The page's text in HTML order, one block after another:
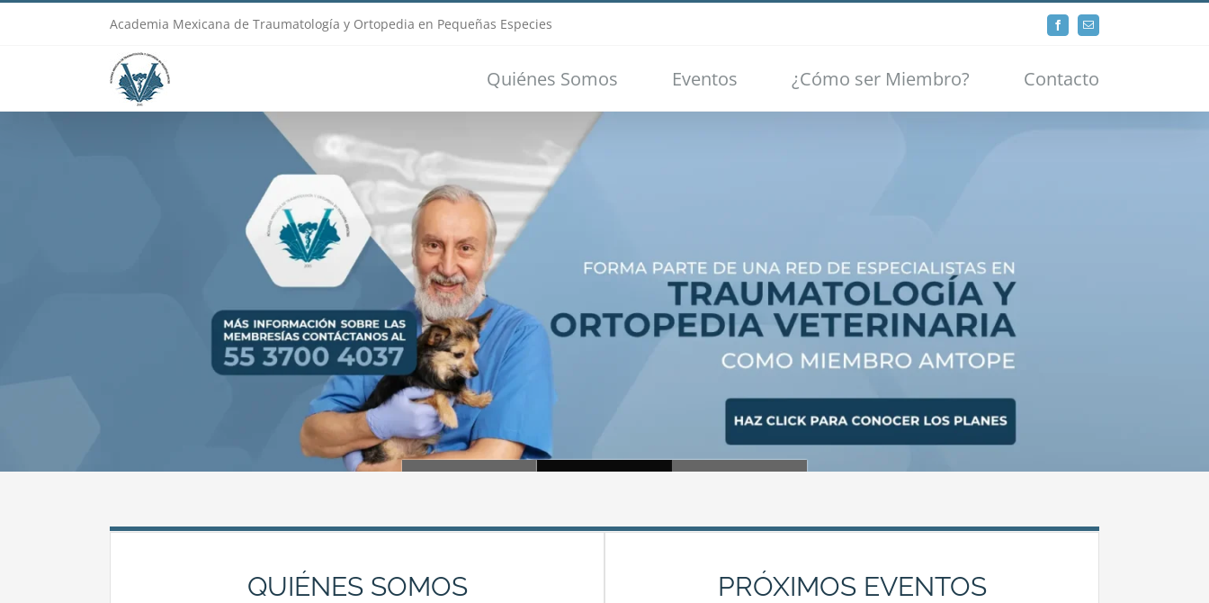
Academia Mexicana de Traumatología y Ortopedia en Pequeñas Especies FacebookEmail
Quiénes Somos Eventos ¿Cómo ser Miembro? Contacto
QUIÉNES SOMOS PRÓXIMOS EVENTOS